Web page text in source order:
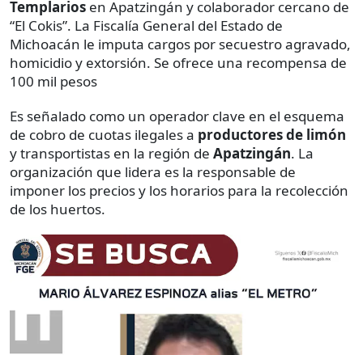
Templarios en Apatzingán y colaborador cercano de
“El Cokis”. La Fiscalía General del Estado de
Michoacán le imputa cargos por secuestro agravado,
homicidio y extorsión. Se ofrece una recompensa de
100 mil pesos
Es señalado como un operador clave en el esquema
de cobro de cuotas ilegales a productores de limón
y transportistas en la región de Apatzingán. La
organización que lidera es la responsable de
imponer los precios y los horarios para la recolección
de los huertos.